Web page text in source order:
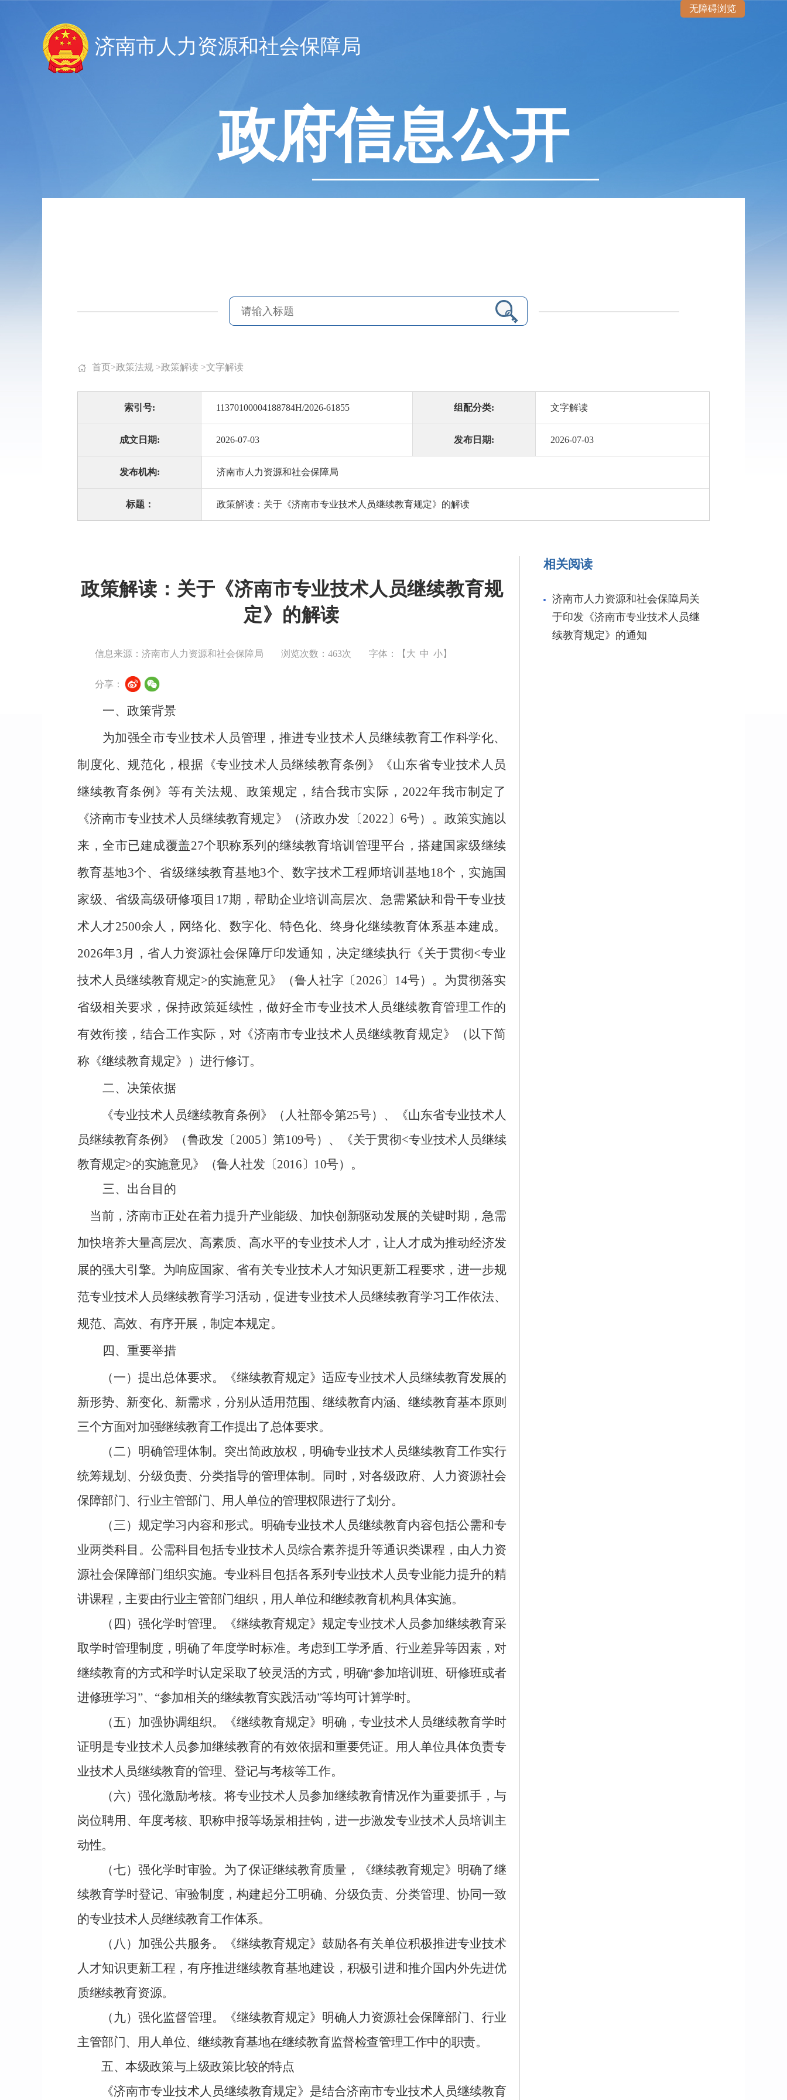
无障碍浏览
济南市人力资源和社会保障局
政府信息公开
首页>政策法规 >政策解读 >文字解读
索引号: 11370100004188784H/2026-61855 组配分类: 文字解读
成文日期: 2026-07-03 发布日期: 2026-07-03
发布机构: 济南市人力资源和社会保障局
标题： 政策解读：关于《济南市专业技术人员继续教育规定》的解读
政策解读：关于《济南市专业技术人员继续教育规
定》的解读
信息来源：济南市人力资源和社会保障局 浏览次数： 463次 字体：【 大 中 小】
分享：
一、政策背景
为加强全市专业技术人员管理，推进专业技术人员继续教育工作科学化、
制度化、规范化，根据《专业技术人员继续教育条例》《山东省专业技术人员
继续教育条例》等有关法规、政策规定，结合我市实际，2022年我市制定了
《济南市专业技术人员继续教育规定》（济政办发〔2022〕6号）。政策实施以
来，全市已建成覆盖27个职称系列的继续教育培训管理平台，搭建国家级继续
教育基地3个、省级继续教育基地3个、数字技术工程师培训基地18个，实施国
家级、省级高级研修项目17期，帮助企业培训高层次、急需紧缺和骨干专业技
术人才2500余人，网络化、数字化、特色化、终身化继续教育体系基本建成。
2026年3月，省人力资源社会保障厅印发通知，决定继续执行《关于贯彻<专业
技术人员继续教育规定>的实施意见》（鲁人社字〔2026〕14号）。为贯彻落实
省级相关要求，保持政策延续性，做好全市专业技术人员继续教育管理工作的
有效衔接，结合工作实际，对《济南市专业技术人员继续教育规定》（以下简
称《继续教育规定》）进行修订。
二、决策依据
《专业技术人员继续教育条例》（人社部令第25号）、《山东省专业技术人
员继续教育条例》（鲁政发〔2005〕第109号）、《关于贯彻<专业技术人员继续
教育规定>的实施意见》（鲁人社发〔2016〕10号）。
三、出台目的
当前，济南市正处在着力提升产业能级、加快创新驱动发展的关键时期，急需
加快培养大量高层次、高素质、高水平的专业技术人才，让人才成为推动经济发
展的强大引擎。为响应国家、省有关专业技术人才知识更新工程要求，进一步规
范专业技术人员继续教育学习活动，促进专业技术人员继续教育学习工作依法、
规范、高效、有序开展，制定本规定。
四、重要举措
（一）提出总体要求。
《继续教育规定》适应专业技术人员继续教育发展的
新形势、新变化、新需求，分别从适用范围、继续教育内涵、继续教育基本原则
三个方面对加强继续教育工作提出了总体要求。
（二）明确管理体制。 突出简政放权，明确专业技术人员继续教育工作实行
统筹规划、分级负责、分类指导的管理体制。同时，对各级政府、人力资源社会
保障部门、行业主管部门、用人单位的管理权限进行了划分。
（三） 规定学习内容和形式。 明确专业技术人员继续教育内容包括公需和专
业两类科目。公需科目包括专业技术人员综合素养提升等通识类课程， 由人力资
源社会保障部门组织实施。专业科目包括各系列专业技术人员专业能力提升的精
讲课程， 主要由行业主管部门组织，用人单位和继续教育机构具体实施。
（四）强化学时管理。
《继续教育规定》规定专业技术人员参加继续教育采
取学时管理制度，明确了年度学时标准。考虑到工学矛盾、行业差异等因素，对
继续教育的方式和学时认定采取了较灵活的方式，明确“参加培训班、研修班或者
进修班学习”、“参加相关的继续教育实践活动”等均可计算学时。
（五）加强协调组织。
《继续教育规定》明确，专业技术人员继续教育学时
证明是专业技术人员参加继续教育的有效依据和重要凭证。用人单位具体负责专
业技术人员继续教育的管理、登记与考核等工作。
（六）强化激励考核。 将专业技术人员参加继续教育情况作为重要抓手，与
岗位聘用、年度考核、职称申报等场景相挂钩，进一步激发专业技术人员培训主
动性。
（七）强化学时审验。 为了保证继续教育质量，《继续教育规定》明确了继
续教育学时登记、审验制度，构建起分工明确、分级负责、分类管理、协同一致
的专业技术人员继续教育工作体系。
（八）加强公共服务。
《继续教育规定》鼓励各有关单位积极推进专业技术
人才知识更新工程，有序推进继续教育基地建设，积极引进和推介国内外先进优
质继续教育资源。
（九）强化监督管理。
《继续教育规定》明确人力资源社会保障部门、行业
主管部门、用人单位、继续教育基地在继续教育监督检查管理工作中的职责。
五、本级政策与上级政策比较的特点
《济南市专业技术人员继续教育规定》是结合济南市专业技术人员继续教育
相关阅读
济南市人力资源和社会保障局关
于印发《济南市专业技术人员继
续教育规定》的通知